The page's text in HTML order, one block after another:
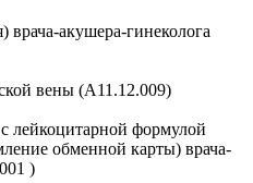
врача-акушера-гинеколога
вены (A11.12.009)
формулой
обменной карты) врача-
)